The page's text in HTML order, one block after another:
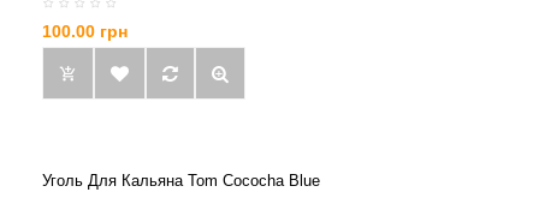
100.00 грн
Уголь Для Кальяна Tom Cococha Blue